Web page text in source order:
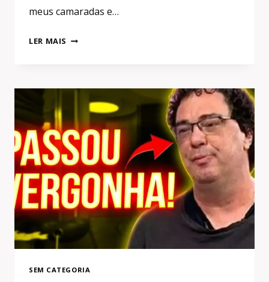
meus camaradas e…
LER MAIS
MARCOS
BRAZ
SE
REÚNE
COM
EMPRESÁRIOS
PARA
CONTRATAÇÕES
NO
MENGÃO!
SEM CATEGORIA